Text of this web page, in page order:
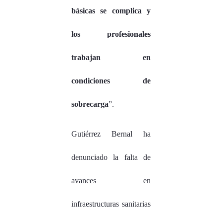
básicas se complica y
los profesionales
trabajan en
condiciones de
sobrecarga”.
Gutiérrez Bernal ha
denunciado la falta de
avances en
infraestructuras sanitarias